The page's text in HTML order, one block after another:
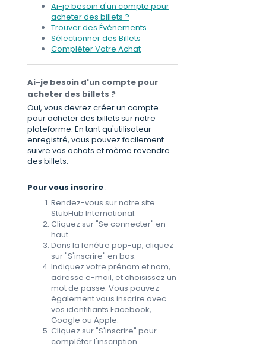
Ai-je besoin d'un compte pour
acheter des billets ?
Trouver des Événements
Sélectionner des Billets
Compléter Votre Achat
Ai-je besoin d'un compte pour
acheter des billets ?
Oui, vous devrez créer un compte
pour acheter des billets sur notre
plateforme. En tant qu'utilisateur
enregistré, vous pouvez facilement
suivre vos achats et même revendre
des billets.
Pour vous inscrire :
Rendez-vous sur notre site
StubHub International.
Cliquez sur "Se connecter" en
haut.
Dans la fenêtre pop-up, cliquez
sur "S'inscrire" en bas.
Indiquez votre prénom et nom,
adresse e-mail, et choisissez un
mot de passe. Vous pouvez
également vous inscrire avec
vos identifiants Facebook,
Google ou Apple.
Cliquez sur "S'inscrire" pour
compléter l'inscription.